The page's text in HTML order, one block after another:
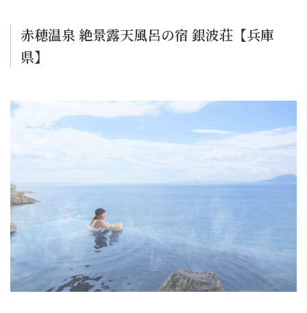
赤穂温泉 絶景露天風呂の宿 銀波荘【兵庫
県】